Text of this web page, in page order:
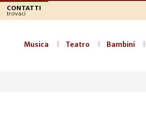
CONTATTI
trovaci
Musica Teatro Bambini